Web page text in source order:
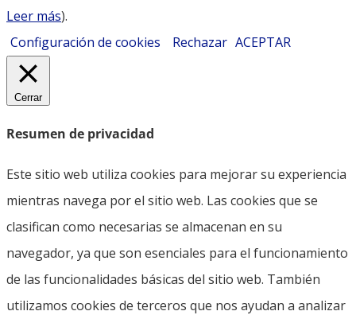
Leer más).
Configuración de cookies
Rechazar ACEPTAR
Cerrar
Resumen de privacidad
Este sitio web utiliza cookies para mejorar su experiencia
mientras navega por el sitio web. Las cookies que se
clasifican como necesarias se almacenan en su
navegador, ya que son esenciales para el funcionamiento
de las funcionalidades básicas del sitio web. También
utilizamos cookies de terceros que nos ayudan a analizar